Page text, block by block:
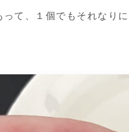
って、１個でもそれなり